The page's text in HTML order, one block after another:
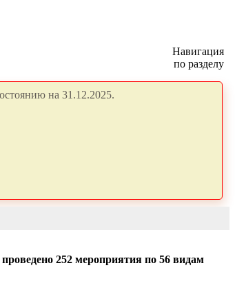
Навигация
по разделу
на 31.12.2025.
252 мероприятия по 56 видам